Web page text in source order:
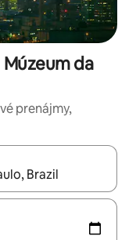
da
prenájmy,
si ich prechádzať